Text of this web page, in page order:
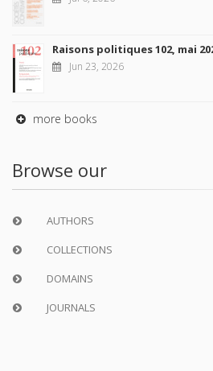
Raisons politiques 102, mai
Jun 23, 2026
more books
Browse our
AUTHORS
COLLECTIONS
DOMAINS
JOURNALS